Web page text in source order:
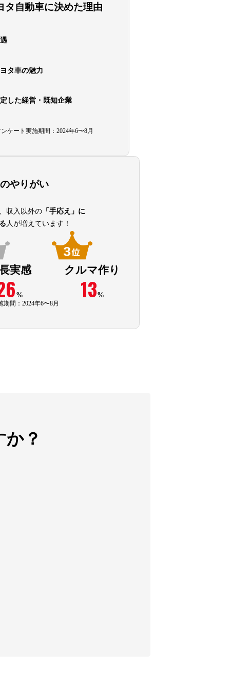
タ自動車に決めた理由
タ車の魅力
した経営・既知企業
ケート実施期間：2024年6〜8月
やりがい
収入以外の「手応え」に
人が増えています！
実感
%
クルマ作り
13%
期間：2024年6〜8月
か？